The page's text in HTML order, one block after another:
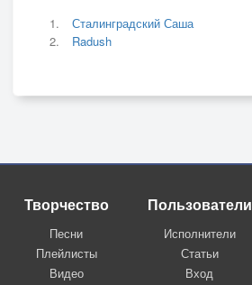
Сталинградский Саша
Radush
Творчество
Песни
Плейлисты
Видео
Пользователи
Исполнители
Статьи
Вход